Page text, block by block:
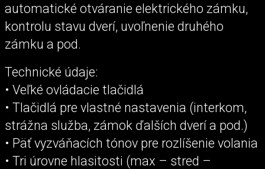
automatické otváranie elektrického zámku,
kontrolu stavu dverí, uvoľnenie druhého
zámku a pod.
Technické údaje:
• Veľké ovládacie tlačidlá
• Tlačidlá pre vlastné nastavenia (interkom,
strážna služba, zámok ďalších dverí a pod.)
• Päť vyzváňacích tónov pre rozlíšenie volania
• Tri úrovne hlasitosti (max – stred –